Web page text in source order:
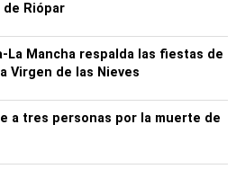
Riópar
La Mancha respalda las fiestas de
Virgen de las Nieves
a tres personas por la muerte de